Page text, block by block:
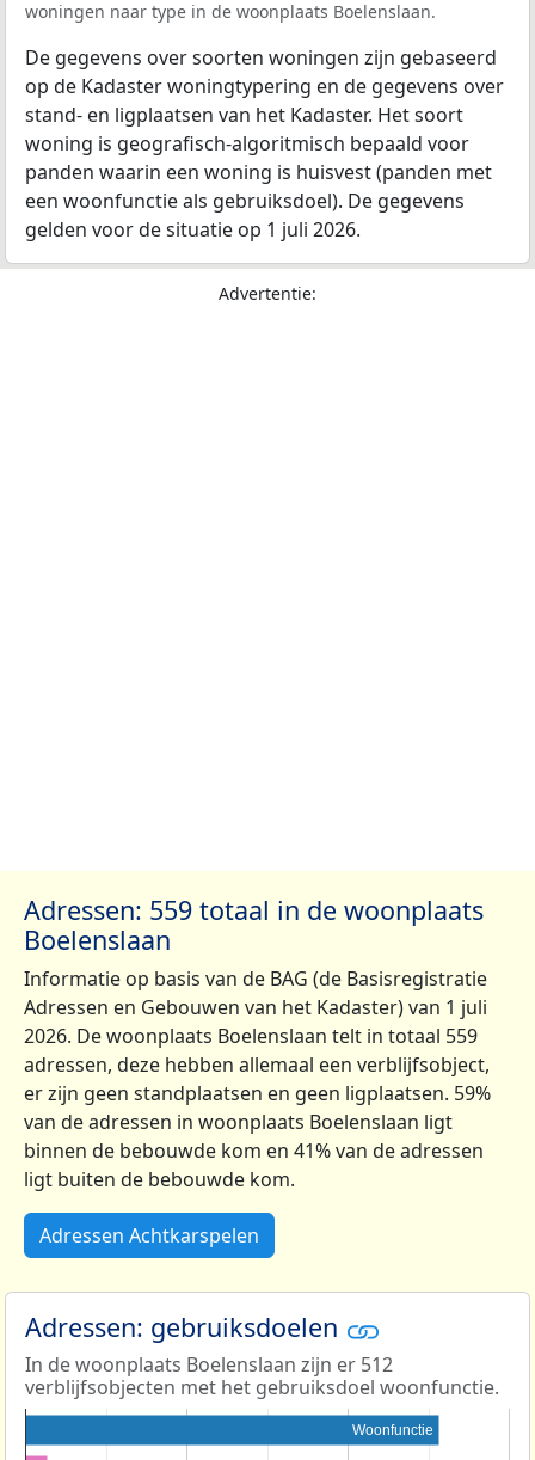
woningen naar type in de woonplaats Boelenslaan.
De gegevens over soorten woningen zijn gebaseerd
op de Kadaster woningtypering en de gegevens over
stand- en ligplaatsen van het Kadaster. Het soort
woning is geografisch-algoritmisch bepaald voor
panden waarin een woning is huisvest (panden met
een woonfunctie als gebruiksdoel). De gegevens
gelden voor de situatie op 1 juli 2026.
Advertentie:
Adressen: 559 totaal in de woonplaats
Boelenslaan
Informatie op basis van de BAG (de Basisregistratie
Adressen en Gebouwen van het Kadaster) van 1 juli
2026. De woonplaats Boelenslaan telt in totaal 559
adressen, deze hebben allemaal een verblijfsobject,
er zijn geen standplaatsen en geen ligplaatsen. 59%
van de adressen in woonplaats Boelenslaan ligt
binnen de bebouwde kom en 41% van de adressen
ligt buiten de bebouwde kom.
Adressen Achtkarspelen
Adressen: gebruiksdoelen
In de woonplaats Boelenslaan zijn er 512
verblijfsobjecten met het gebruiksdoel woonfunctie.
Woonfunctie